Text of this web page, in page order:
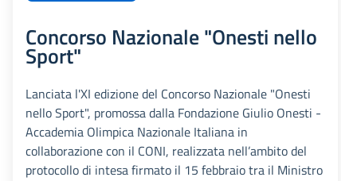
Concorso Nazionale "Onesti nello
Sport"
Lanciata l'XI edizione del Concorso Nazionale "Onesti
nello Sport", promossa dalla Fondazione Giulio Onesti -
Accademia Olimpica Nazionale Italiana in
collaborazione con il CONI, realizzata nell’ambito del
protocollo di intesa firmato il 15 febbraio tra il Ministro